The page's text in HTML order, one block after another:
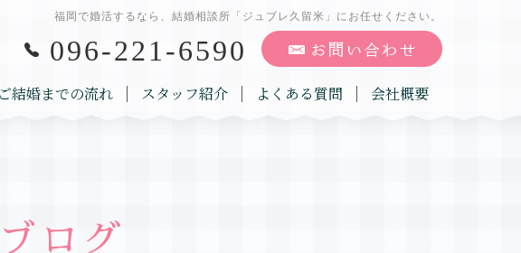
福岡で婚活するなら、結婚相談所「ジュブレ久留米」にお任せください。
096-221-6590
ご結婚までの流れ スタッフ紹介 よくある質問 会社概要
ログ